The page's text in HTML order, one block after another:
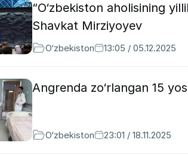
“O‘zbekiston aholisining
Shavkat Mirziyoyev
O‘zbekiston 13:05 / 05.12.2025
Angrenda zo‘rlangan 15
O‘zbekiston 23:01 / 18.11.2025